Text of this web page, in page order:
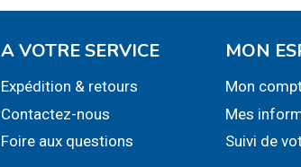
A VOTRE SERVICE
Expédition & retours
Contactez-nous
Foire aux questions
MON
Mon
Mes
Suivi de